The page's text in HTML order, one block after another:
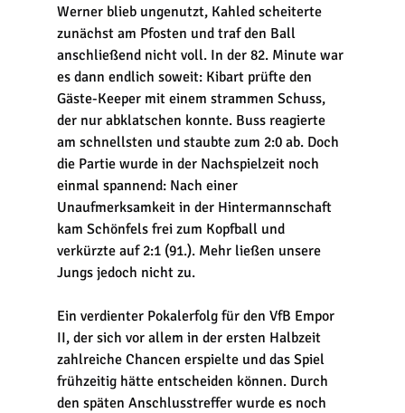
Werner blieb ungenutzt, Kahled scheiterte
zunächst am Pfosten und traf den Ball
anschließend nicht voll. In der 82. Minute war
es dann endlich soweit: Kibart prüfte den
Gäste-Keeper mit einem strammen Schuss,
der nur abklatschen konnte. Buss reagierte
am schnellsten und staubte zum 2:0 ab. Doch
die Partie wurde in der Nachspielzeit noch
einmal spannend: Nach einer
Unaufmerksamkeit in der Hintermannschaft
kam Schönfels frei zum Kopfball und
verkürzte auf 2:1 (91.). Mehr ließen unsere
Jungs jedoch nicht zu.
Ein verdienter Pokalerfolg für den VfB Empor
II, der sich vor allem in der ersten Halbzeit
zahlreiche Chancen erspielte und das Spiel
frühzeitig hätte entscheiden können. Durch
den späten Anschlusstreffer wurde es noch